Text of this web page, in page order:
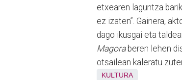
etxearen laguntza
ez izaten”. Gainera,
dago ikusgai eta
Magoraberen lehen
otsailean kaleratu
KULTURA